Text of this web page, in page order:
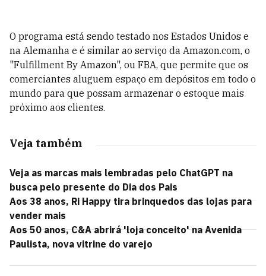
O programa está sendo testado nos Estados Unidos e
na Alemanha e é similar ao serviço da Amazon.com, o
"Fulfillment By Amazon", ou FBA, que permite que os
comerciantes aluguem espaço em depósitos em todo o
mundo para que possam armazenar o estoque mais
próximo aos clientes.
Veja também
Veja as marcas mais lembradas pelo ChatGPT na
busca pelo presente do Dia dos Pais
Aos 38 anos, Ri Happy tira brinquedos das lojas para
vender mais
Aos 50 anos, C&A abrirá 'loja conceito' na Avenida
Paulista, nova vitrine do varejo